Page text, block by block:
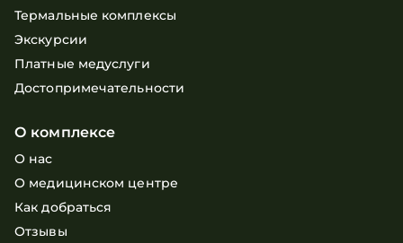
Термальные комплексы
Экскурсии
Платные медуслуги
Достопримечательности
О комплексе
О нас
О медицинском центре
Как добраться
Отзывы